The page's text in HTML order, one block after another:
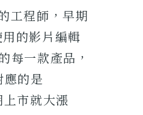
工程師，早期
的影片編輯
一款產品，
的是
市就大漲